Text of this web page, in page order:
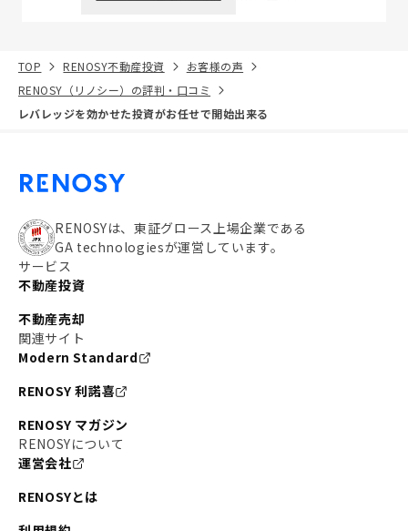
TOP RENOSY不動産投資
お客様の声
RENOSY（リノシー）の評判・口コミ
レバレッジを効かせた投資がお任せで開始出来る
RENOSYは、東証グロース上場企業である
GA technologiesが運営しています。
サービス
不動産投資
不動産売却
関連サイト
Modern Standard
RENOSY 利諾喜
RENOSY マガジン
RENOSYについて
運営会社
RENOSYとは